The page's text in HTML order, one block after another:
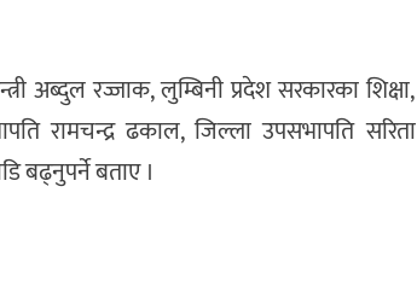
अब्दुल रज्जाक, लुम्बिनी प्रदेश सरकारका शिक्षा,
रामचन्द्र ढकाल, जिल्ला उपसभापति सरिता
बढ्नुपर्ने बताए ।